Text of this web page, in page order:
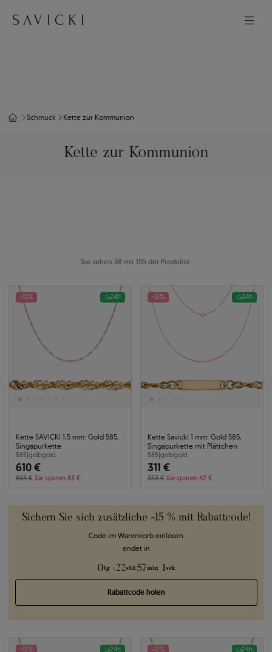
Schmuck Kette zur Kommunion
Kette zur Kommunion
Sie sehen 38 mit 156 der Produkte.
Sichern Sie sich zusätzliche -15 % mit Rabattcode!
Code im Warenkorb einlösen
endet in
0 tg : 22std :57 min: 0sek
Rabattcode holen
-12% 24h
Kette SAVICKI 1,5 mm: Gold 585,
Singapurkette
585|gelbgold
610 €
693 € Sie sparen 83 €
-12% 24h
Kette Savicki 1 mm: Gold 585,
Singapurkette mit Plättchen
585|gelbgold
311 €
353 € Sie sparen 42 €
-12% 24h -12% 24h